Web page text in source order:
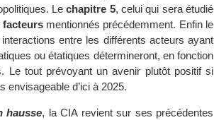
Lechapitre 5, celui qui sera étudié
facteursmentionnés précédemment. Enfin le
entre les différents acteurs ayant
ou étatiques détermineront, en fonction
Le tout prévoyant un avenir plutôt positif si
envisageable d’ici à 2025.
hausse, la CIA revient sur ses précédentes